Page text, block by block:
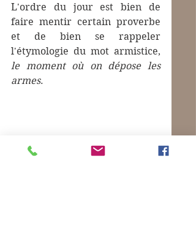
L'ordre du jour est bien de
faire mentir certain proverbe
et de bien se rappeler
le moment où on dépose les
armes.